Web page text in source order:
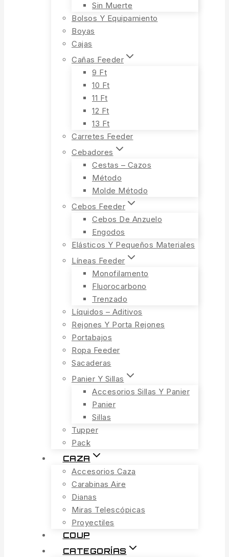
Sin Muerte
Bolsos Y Equipamiento
Boyas
Cajas
Cañas Feeder
9 Ft
10 Ft
11 Ft
12 Ft
13 Ft
Carretes Feeder
Cebadores
Cestas – Cazos
Método
Molde Método
Cebos Feeder
Cebos De Anzuelo
Engodos
Elásticos Y Pequeños Materiales
Líneas Feeder
Monofilamento
Fluorocarbono
Trenzado
Líquidos – Aditivos
Rejones Y Porta Rejones
Portabajos
Ropa Feeder
Sacaderas
Panier Y Sillas
Accesorios Sillas Y Panier
Panier
Sillas
Tupper
Pack
CAZA
Accesorios Caza
Carabinas Aire
Dianas
Miras Telescópicas
Proyectiles
COUP
CATEGORÍAS